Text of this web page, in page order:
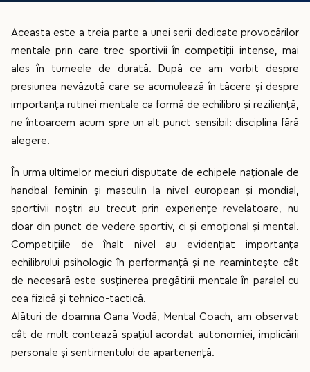
Aceasta este a treia parte a unei serii dedicate provocărilor
mentale prin care trec sportivii în competiții intense, mai
ales în turneele de durată. După ce am vorbit despre
presiunea nevăzută care se acumulează în tăcere și despre
importanța rutinei mentale ca formă de echilibru și reziliență,
ne întoarcem acum spre un alt punct sensibil: disciplina fără
alegere.
În urma ultimelor meciuri disputate de echipele naționale de
handbal feminin și masculin la nivel european și mondial,
sportivii noștri au trecut prin experiențe revelatoare, nu
doar din punct de vedere sportiv, ci și emoțional și mental.
Competițiile de înalt nivel au evidențiat importanța
echilibrului psihologic în performanță și ne reamintește cât
de necesară este susținerea pregătirii mentale în paralel cu
cea fizică și tehnico-tactică.
Alături de doamna Oana Vodă, Mental Coach, am observat
cât de mult contează spațiul acordat autonomiei, implicării
personale și sentimentului de apartenență.